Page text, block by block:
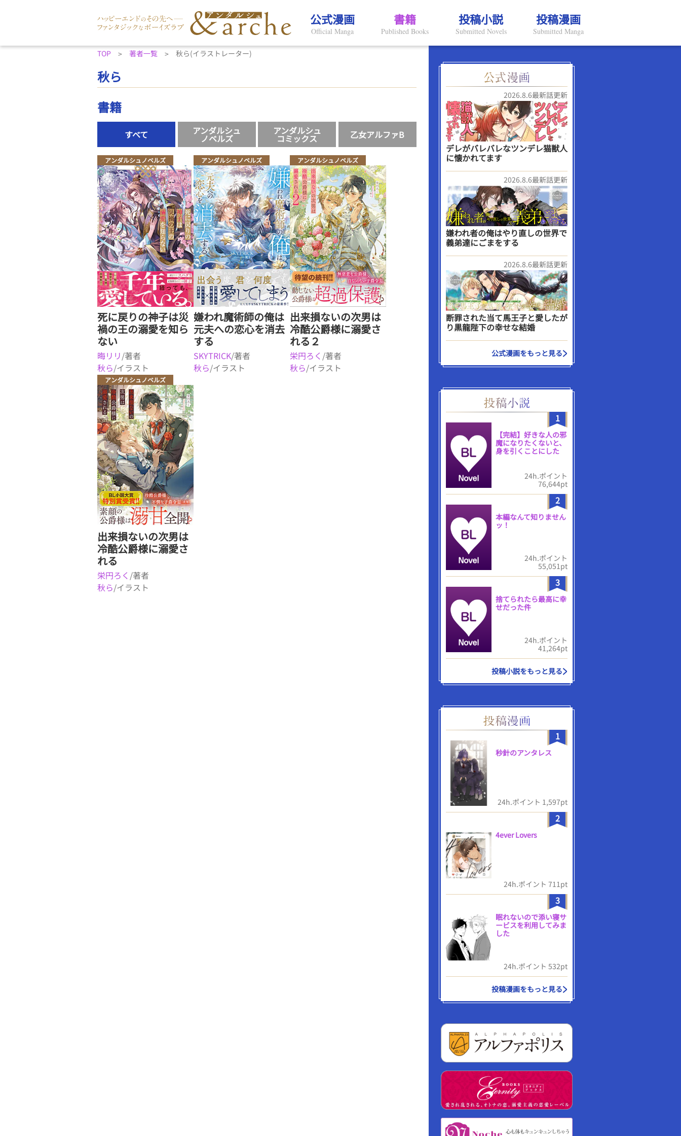
公式漫画
Official Manga
書籍
Published Books
投稿小説
Submitted Novels
投稿漫画
Submitted Manga
TOP 著者一覧 秋ら(イラストレーター)
秋ら
書籍
すべて アンダルシュ
ノベルズ
アンダルシュ
コミックス 乙女アルファB
アンダルシュノベルズ
死に戻りの神子は災
禍の王の溺愛を知ら
ない
晦リリ/著者
秋ら/イラスト
アンダルシュノベルズ
嫌われ魔術師の俺は
元夫への恋心を消去
する
SKYTRICK/著者
秋ら/イラスト
アンダルシュノベルズ
出来損ないの次男は
冷酷公爵様に溺愛さ
れる２
栄円ろく /著者
秋ら/イラスト
アンダルシュノベルズ
出来損ないの次男は
冷酷公爵様に溺愛さ
れる
栄円ろく /著者
秋ら/イラスト
2026.8.6最新話更新
デレがバレバレなツンデレ猫獣人
に懐かれてます
2026.8.6最新話更新
嫌われ者の俺はやり直しの世界で
義弟達にごまをする
2026.8.6最新話更新
断罪された当て馬王子と愛したが
り黒龍陛下の幸せな結婚
公式漫画をもっと見る
1
【完結】好きな人の邪
魔になりたくないと、
身を引くことにした
24h.ポイント
76,644pt
2
本編なんて知りません
ッ！
24h.ポイント
55,051pt
3
捨てられたら最高に幸
せだった件
24h.ポイント
41,264pt
投稿小説をもっと見る
1
秒針のアンタレス
24h.ポイント 1,597pt
2
4ever Lovers
24h.ポイント 711pt
3
眠れないので添い寝サ
ービスを利用してみま
した
24h.ポイント 532pt
投稿漫画をもっと見る